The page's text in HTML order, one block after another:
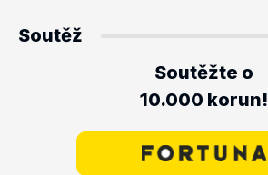
Soutěž
Soutěžte o
10.000 korun!